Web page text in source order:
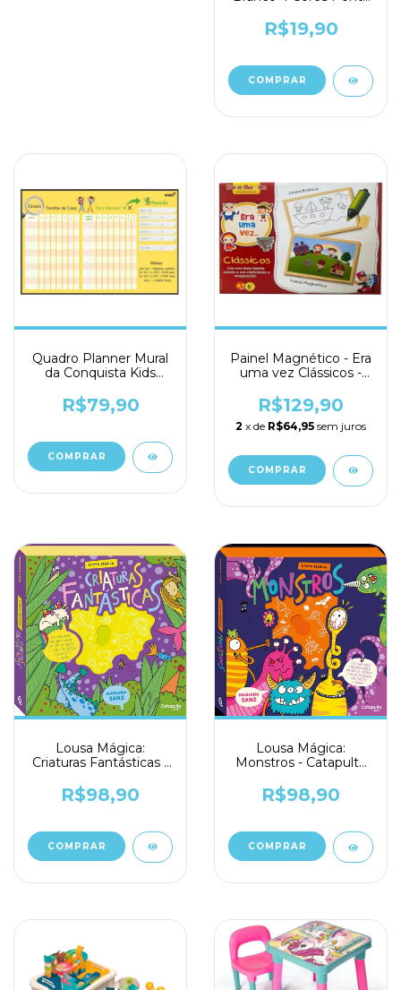
R$19,90
Quadro Planner Mural
da Conquista Kids
Stalo
R$79,90
Painel Magnético - Era
uma vez Clássicos -
R$129,90
2 x de R$64,95 sem juros
Lousa Mágica:
Criaturas Fantásticas -
R$98,90
Lousa Mágica:
Monstros - Catapulta
R$98,90